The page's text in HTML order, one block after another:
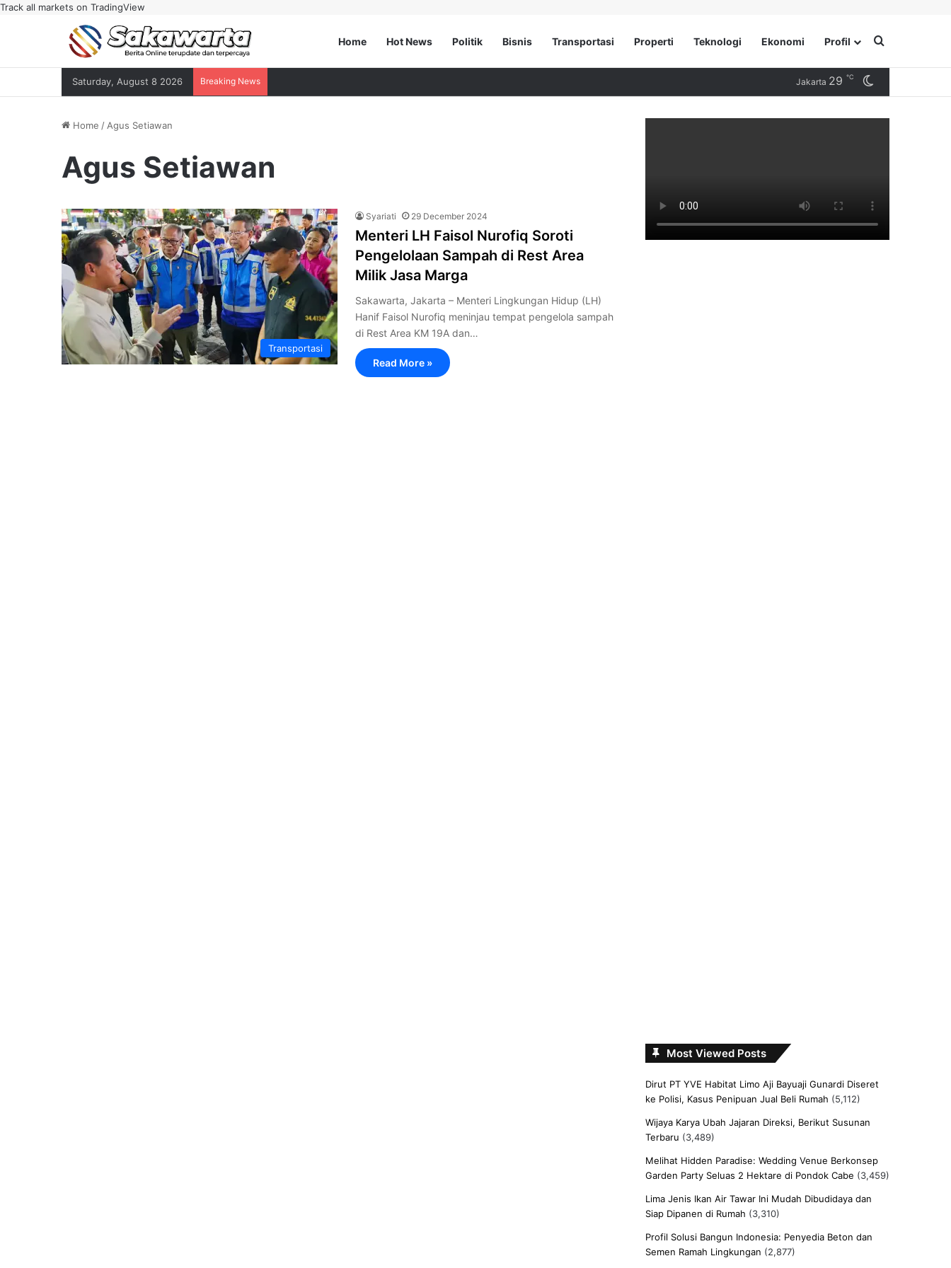
Track all markets on TradingView
Home Hot News Politik Bisnis Transportasi Properti Teknologi Ekonomi Profil Search for
Saturday, August 8 2026 Breaking News Jakarta 29 ℃
Home / Agus Setiawan
Agus Setiawan
Transportasi
Syariati 29 December 2024
Menteri LH Faisol Nurofiq Soroti
Pengelolaan Sampah di Rest Area
Milik Jasa Marga
Sakawarta, Jakarta – Menteri Lingkungan Hidup (LH)
Hanif Faisol Nurofiq meninjau tempat pengelola sampah
di Rest Area KM 19A dan…
Read More »
Most Viewed Posts
Dirut PT YVE Habitat Limo Aji Bayuaji Gunardi Diseret
ke Polisi, Kasus Penipuan Jual Beli Rumah (5,112)
Wijaya Karya Ubah Jajaran Direksi, Berikut Susunan
Terbaru (3,489)
Melihat Hidden Paradise: Wedding Venue Berkonsep
Garden Party Seluas 2 Hektare di Pondok Cabe (3,459)
Lima Jenis Ikan Air Tawar Ini Mudah Dibudidaya dan
Siap Dipanen di Rumah (3,310)
Profil Solusi Bangun Indonesia: Penyedia Beton dan
Semen Ramah Lingkungan (2,877)